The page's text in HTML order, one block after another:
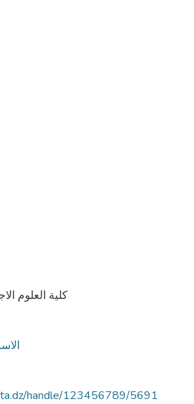
كلية العلوم
handle/123456789/5691